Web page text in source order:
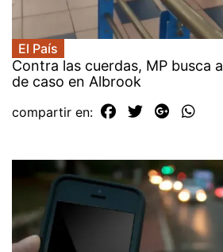
El País
Contra las cuerdas, MP busca
de caso en Albrook
compartir en: